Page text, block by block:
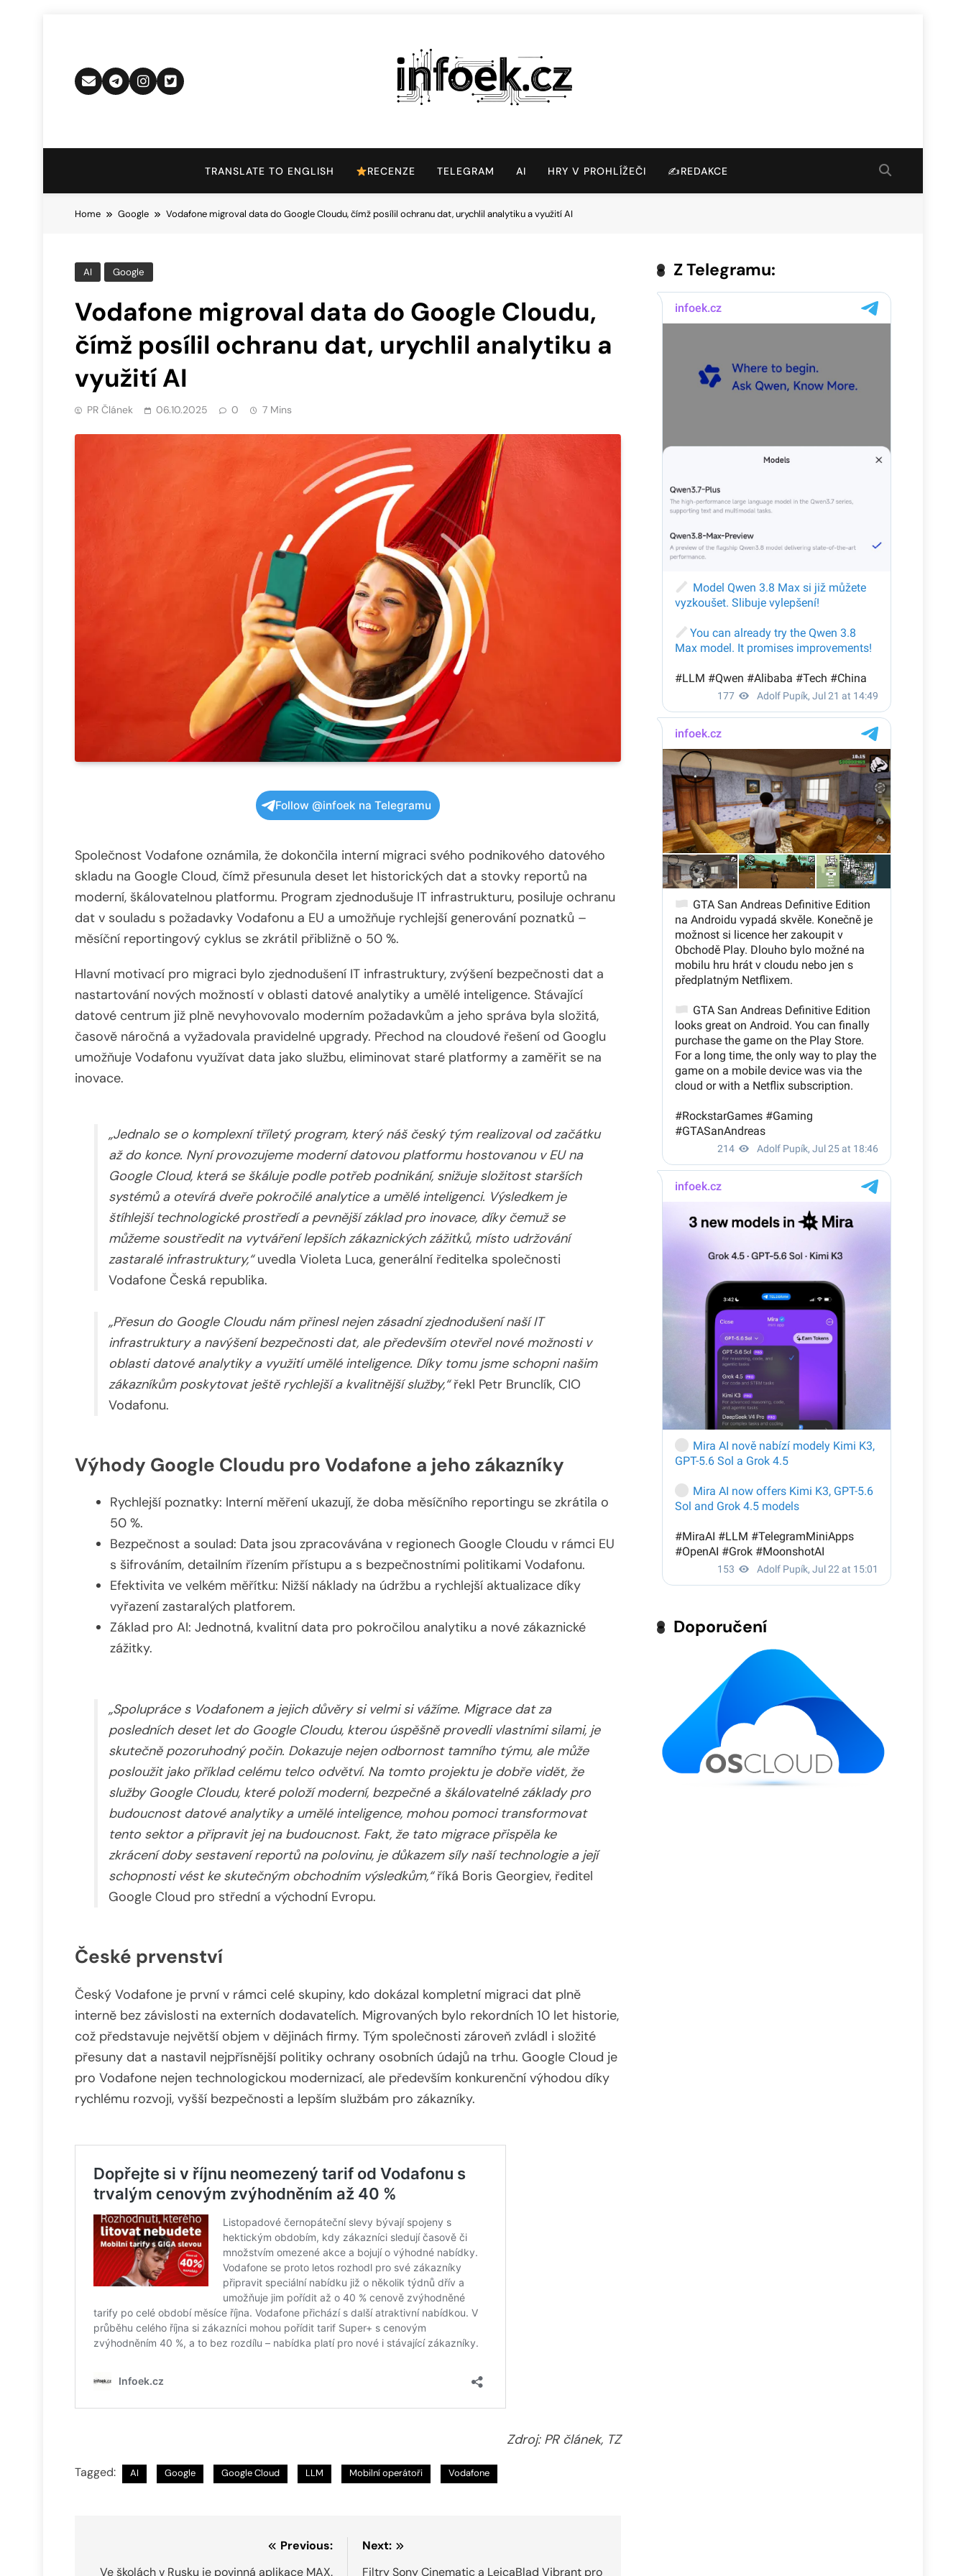
Infoek.cz
TRANSLATE TO ENGLISH RECENZE TELEGRAM AI HRY V PROHLÍŽEČI ✍️REDAKCE
Home Google Vodafone migroval data do Google Cloudu, čímž posílil ochranu dat, urychlil analytiku a využití AI
AI Google
Vodafone migroval data do Google Cloudu,
čímž posílil ochranu dat, urychlil analytiku a
využití AI
PR Článek 06.10.2025 0 7 Mins
Follow @infoek na Telegramu
Společnost Vodafone oznámila, že dokončila interní migraci svého podnikového datového
skladu na Google Cloud, čímž přesunula deset let historických dat a stovky reportů na
moderní, škálovatelnou platformu. Program zjednodušuje IT infrastrukturu, posiluje ochranu
dat v souladu s požadavky Vodafonu a EU a umožňuje rychlejší generování poznatků –
měsíční reportingový cyklus se zkrátil přibližně o 50 %.
Hlavní motivací pro migraci bylo zjednodušení IT infrastruktury, zvýšení bezpečnosti dat a
nastartování nových možností v oblasti datové analytiky a umělé inteligence. Stávající
datové centrum již plně nevyhovovalo moderním požadavkům a jeho správa byla složitá,
časově náročná a vyžadovala pravidelné upgrady. Přechod na cloudové řešení od Googlu
umožňuje Vodafonu využívat data jako službu, eliminovat staré platformy a zaměřit se na
inovace.
„Jednalo se o komplexní tříletý program, který náš český tým realizoval od začátku
až do konce. Nyní provozujeme moderní datovou platformu hostovanou v EU na
Google Cloud, která se škáluje podle potřeb podnikání, snižuje složitost starších
systémů a otevírá dveře pokročilé analytice a umělé inteligenci. Výsledkem je
štíhlejší technologické prostředí a pevnější základ pro inovace, díky čemuž se
můžeme soustředit na vytváření lepších zákaznických zážitků, místo udržování
zastaralé infrastruktury,“uvedla Violeta Luca, generální ředitelka společnosti
Vodafone Česká republika.
„Přesun do Google Cloudu nám přinesl nejen zásadní zjednodušení naší IT
infrastruktury a navýšení bezpečnosti dat, ale především otevřel nové možnosti v
oblasti datové analytiky a využití umělé inteligence. Díky tomu jsme schopni našim
zákazníkům poskytovat ještě rychlejší a kvalitnější služby,“řekl Petr Brunclík, CIO
Vodafonu.
Výhody Google Cloudu pro Vodafone a jeho zákazníky
Rychlejší poznatky: Interní měření ukazují, že doba měsíčního reportingu se zkrátila o
50 %.
Bezpečnost a soulad: Data jsou zpracovávána v regionech Google Cloudu v rámci EU
s šifrováním, detailním řízením přístupu a s bezpečnostními politikami Vodafonu.
Efektivita ve velkém měřítku: Nižší náklady na údržbu a rychlejší aktualizace díky
vyřazení zastaralých platforem.
Základ pro AI: Jednotná, kvalitní data pro pokročilou analytiku a nové zákaznické
zážitky.
„Spolupráce s Vodafonem a jejich důvěry si velmi si vážíme. Migrace dat za
posledních deset let do Google Cloudu, kterou úspěšně provedli vlastními silami, je
skutečně pozoruhodný počin. Dokazuje nejen odbornost tamního týmu, ale může
posloužit jako příklad celému telco odvětví. Na tomto projektu je dobře vidět, že
služby Google Cloudu, které položí moderní, bezpečné a škálovatelné základy pro
budoucnost datové analytiky a umělé inteligence, mohou pomoci transformovat
tento sektor a připravit jej na budoucnost. Fakt, že tato migrace přispěla ke
zkrácení doby sestavení reportů na polovinu, je důkazem síly naší technologie a její
schopnosti vést ke skutečným obchodním výsledkům,“říká Boris Georgiev, ředitel
Google Cloud pro střední a východní Evropu.
České prvenství
Český Vodafone je první v rámci celé skupiny, kdo dokázal kompletní migraci dat plně
interně bez závislosti na externích dodavatelích. Migrovaných bylo rekordních 10 let historie,
což představuje největší objem v dějinách firmy. Tým společnosti zároveň zvládl i složité
přesuny dat a nastavil nejpřísnější politiky ochrany osobních údajů na trhu. Google Cloud je
pro Vodafone nejen technologickou modernizací, ale především konkurenční výhodou díky
rychlému rozvoji, vyšší bezpečnosti a lepším službám pro zákazníky.
Zdroj: PR článek, TZ
Tagged: AI Google Google Cloud LLM Mobilní operátoři Vodafone
Previous:
Ve školách v Rusku je povinná aplikace MAX.
Next:
Filtry Sony Cinematic a LeicaBlad Vibrant pro
Z Telegramu:
Doporučení